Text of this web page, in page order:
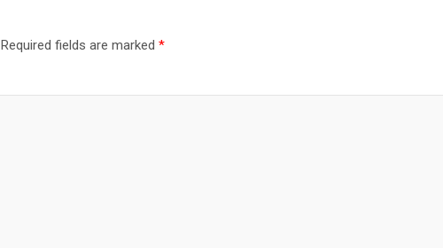
Required fields are marked *